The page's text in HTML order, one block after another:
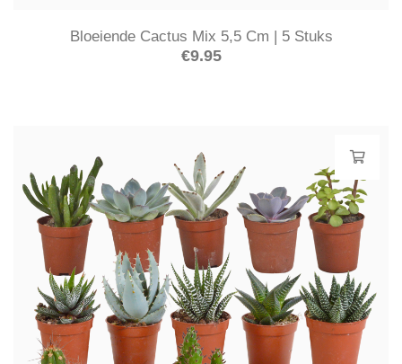
Bloeiende Cactus Mix 5,5 Cm | 5 Stuks
€9.95